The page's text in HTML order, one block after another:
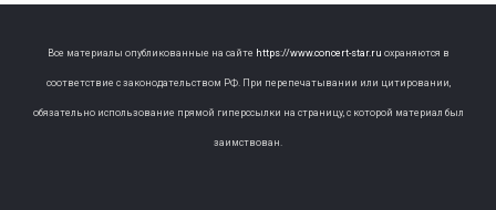
Все материалы опубликованные на сайте https://www.concert-star.ru охраняются в
соответствие с законодательством РФ. При перепечатывании или цитировании,
обязательно использование прямой гиперссылки на страницу, с которой материал был
заимствован.